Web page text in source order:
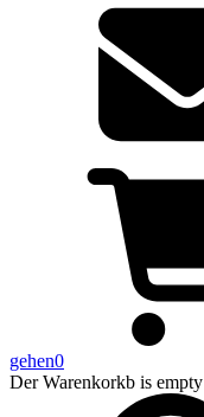
gehen0
Der Warenkorkb is empty